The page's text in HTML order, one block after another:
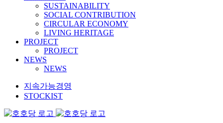
SUSTAINABILITY
SOCIAL CONTRIBUTION
CIRCULAR ECONOMY
LIVING HERITAGE
PROJECT
PROJECT
NEWS
NEWS
지속가능경영
STOCKIST